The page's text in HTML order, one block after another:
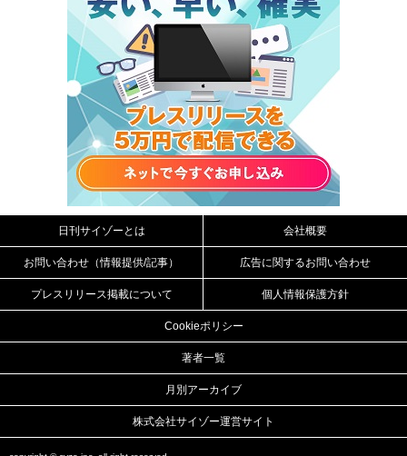
日刊サイゾーとは 会社概要
お問い合わせ（情報提供/記事） 広告に関するお問い合わせ
プレスリリース掲載について 個人情報保護方針
Cookieポリシー
著者一覧
月別アーカイブ
株式会社サイゾー運営サイト